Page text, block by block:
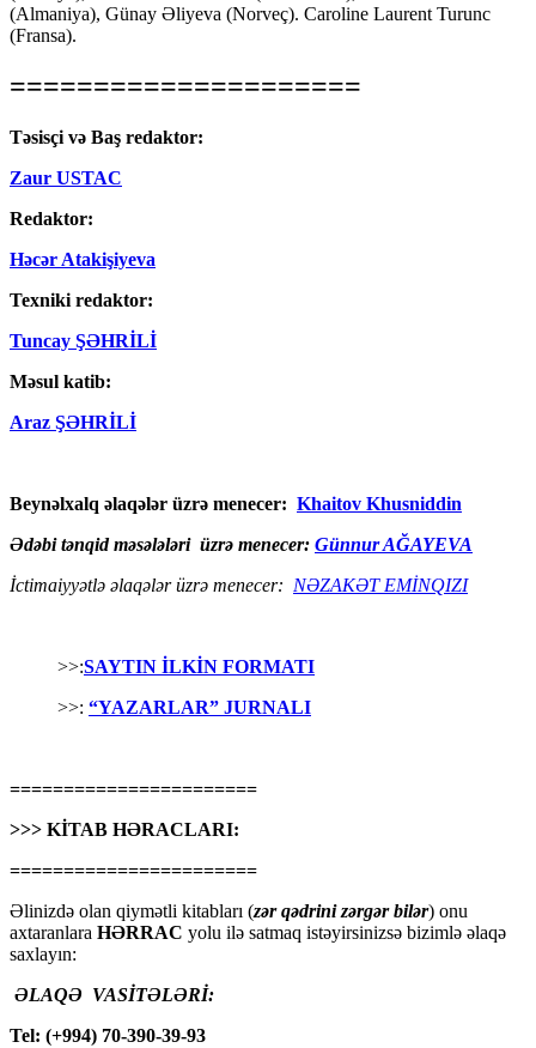
(Almaniya), Günay Əliyeva (Norveç). Caroline Laurent Turunc
(Fransa).
=====================
Təsisçi və Baş redaktor:
Zaur USTAC
Redaktor:
Həcər Atakişiyeva
Texniki redaktor:
Tuncay ŞƏHRİLİ
Məsul katib:
Araz ŞƏHRİLİ
Beynəlxalq əlaqələr üzrə menecer: Khaitov Khusniddin
Ədəbi tənqid məsələləri üzrə menecer: Günnur AĞAYEVA
İctimaiyyətlə əlaqələr üzrə menecer: NƏZAKƏT EMİNQIZI
>>:SAYTIN İLKİN FORMATI
>>: “YAZARLAR” JURNALI
=======================
>>> KİTAB HƏRACLARI:
=======================
Əlinizdə olan qiymətli kitabları (zər qədrini zərgər bilər) onu
axtaranlara HƏRRAC yolu ilə satmaq istəyirsinizsə bizimlə əlaqə
saxlayın:
ƏLAQƏ VASİTƏLƏRİ:
Tel: (+994) 70-390-39-93